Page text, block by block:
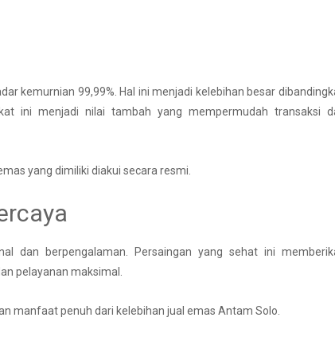
kemurnian 99,99%. Hal ini menjadi kelebihan besar
ini menjadi nilai tambah yang mempermudah transaksi
yang dimiliki diakui secara resmi.
dan berpengalaman. Persaingan yang sehat ini
pelayanan maksimal.
manfaat penuh dari kelebihan jual emas Antam Solo.